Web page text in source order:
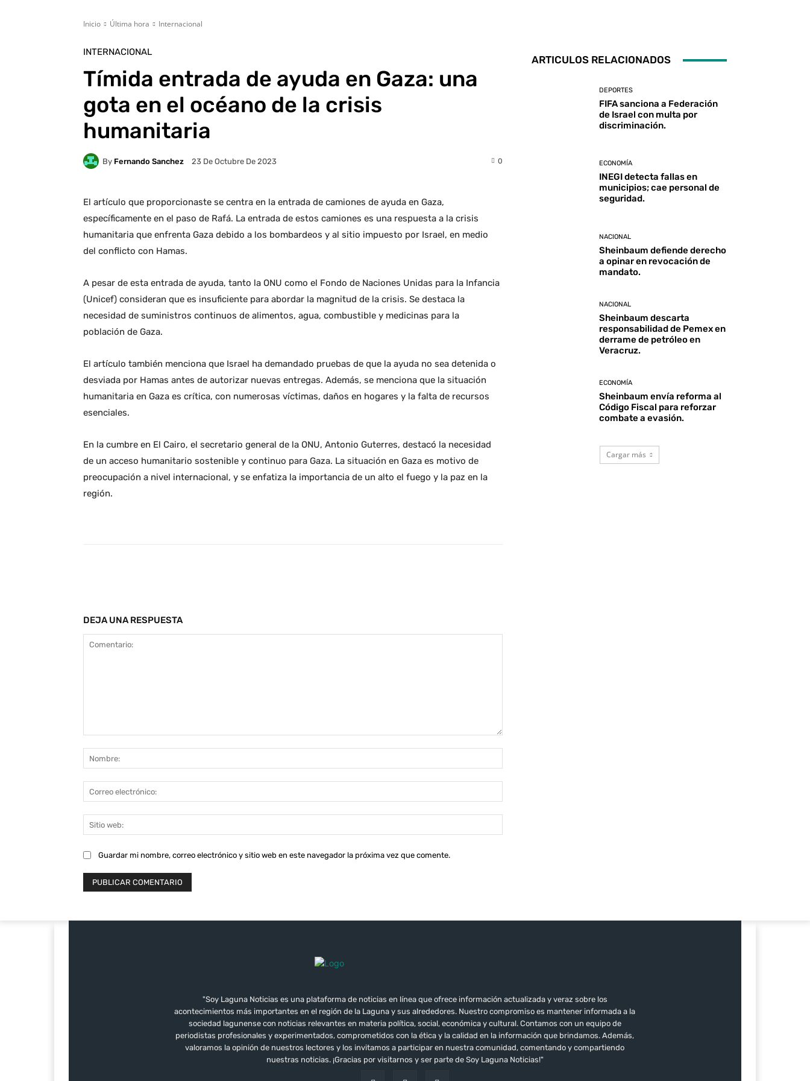
Inicio Última hora Internacional
INTERNACIONAL
Tímida entrada de ayuda en Gaza: una
gota en el océano de la crisis
humanitaria
By Fernando Sanchez 23 De Octubre De 2023 0
El artículo que proporcionaste se centra en la entrada de camiones de ayuda en Gaza,
específicamente en el paso de Rafá. La entrada de estos camiones es una respuesta a la crisis
humanitaria que enfrenta Gaza debido a los bombardeos y al sitio impuesto por Israel, en medio
del conflicto con Hamas.
A pesar de esta entrada de ayuda, tanto la ONU como el Fondo de Naciones Unidas para la Infancia
(Unicef) consideran que es insuficiente para abordar la magnitud de la crisis. Se destaca la
necesidad de suministros continuos de alimentos, agua, combustible y medicinas para la
población de Gaza.
El artículo también menciona que Israel ha demandado pruebas de que la ayuda no sea detenida o
desviada por Hamas antes de autorizar nuevas entregas. Además, se menciona que la situación
humanitaria en Gaza es crítica, con numerosas víctimas, daños en hogares y la falta de recursos
esenciales.
En la cumbre en El Cairo, el secretario general de la ONU, Antonio Guterres, destacó la necesidad
de un acceso humanitario sostenible y continuo para Gaza. La situación en Gaza es motivo de
preocupación a nivel internacional, y se enfatiza la importancia de un alto el fuego y la paz en la
región.
DEJA UNA RESPUESTA
electrónico:
web:
Guardar mi nombre, correo electrónico y sitio web en este navegador la próxima vez que comente.
ARTICULOS RELACIONADOS
DEPORTES
FIFA sanciona a Federación
de Israel con multa por
discriminación.
ECONOMÍA
INEGI detecta fallas en
municipios; cae personal de
seguridad.
NACIONAL
Sheinbaum defiende derecho
a opinar en revocación de
mandato.
NACIONAL
Sheinbaum descarta
responsabilidad de Pemex en
derrame de petróleo en
Veracruz.
ECONOMÍA
Sheinbaum envía reforma al
Código Fiscal para reforzar
combate a evasión.
Cargar más
"Soy Laguna Noticias es una plataforma de noticias en línea que ofrece información actualizada y veraz sobre los
acontecimientos más importantes en el región de la Laguna y sus alrededores. Nuestro compromiso es mantener informada a la
sociedad lagunense con noticias relevantes en materia política, social, económica y cultural. Contamos con un equipo de
periodistas profesionales y experimentados, comprometidos con la ética y la calidad en la información que brindamos. Además,
valoramos la opinión de nuestros lectores y los invitamos a participar en nuestra comunidad, comentando y compartiendo
nuestras noticias. ¡Gracias por visitarnos y ser parte de Soy Laguna Noticias!"